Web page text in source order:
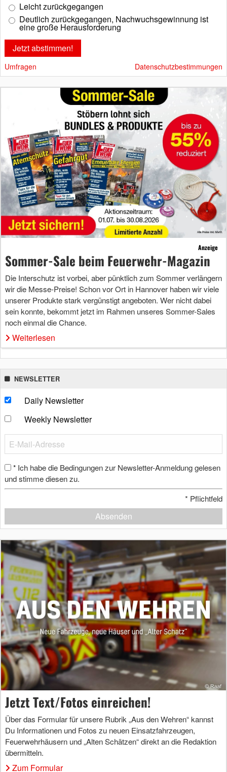
Leicht zurückgegangen
Deutlich zurückgegangen, Nachwuchsgewinnung ist
eine große Herausforderung
Umfragen Datenschutzbestimmungen
Anzeige
Sommer-Sale beim Feuerwehr-Magazin
Die Interschutz ist vorbei, aber pünktlich zum Sommer verlängern
wir die Messe-Preise! Schon vor Ort in Hannover haben wir viele
unserer Produkte stark vergünstigt angeboten. Wer nicht dabei
sein konnte, bekommt jetzt im Rahmen unseres Sommer-Sales
noch einmal die Chance.
Weiterlesen
NEWSLETTER
Daily Newsletter
Weekly Newsletter
* Ich habe die Bedingungen zur Newsletter-Anmeldung gelesen
und stimme diesen zu.
* Pflichtfeld
Absenden
Jetzt Text/Fotos einreichen!
Über das Formular für unsere Rubrik „Aus den Wehren“ kannst
Du Informationen und Fotos zu neuen Einsatzfahrzeugen,
Feuerwehrhäusern und „Alten Schätzen“ direkt an die Redaktion
übermitteln.
Zum Formular